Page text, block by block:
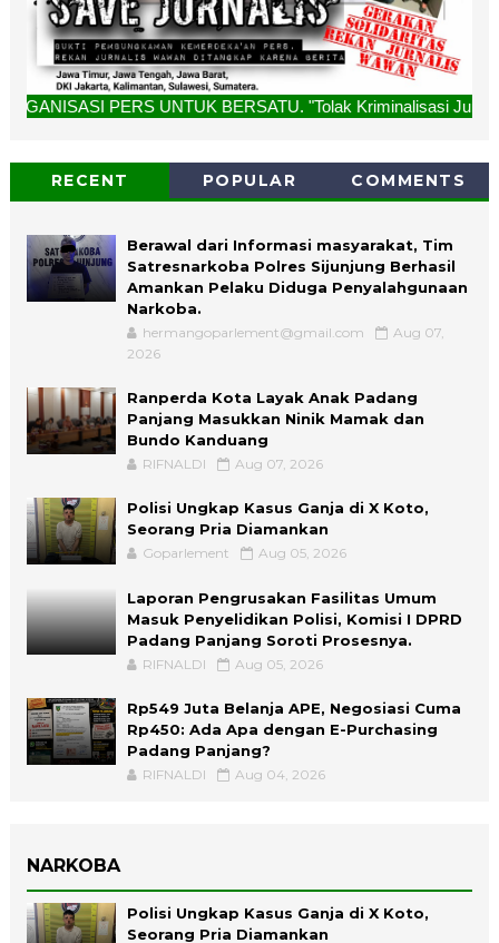
PERS UNTUK BERSATU. "Tolak Kriminalisasi Jurnalis, Rekan
RECENT POPULAR COMMENTS
Berawal dari Informasi masyarakat, Tim
Satresnarkoba Polres Sijunjung Berhasil
Amankan Pelaku Diduga Penyalahgunaan
Narkoba.
hermangoparlement@gmail.com
Aug 07,
2026
Ranperda Kota Layak Anak Padang
Panjang Masukkan Ninik Mamak dan
Bundo Kanduang
RIFNALDI Aug 07, 2026
Polisi Ungkap Kasus Ganja di X Koto,
Seorang Pria Diamankan
Goparlement Aug 05, 2026
Laporan Pengrusakan Fasilitas Umum
Masuk Penyelidikan Polisi, Komisi I DPRD
Padang Panjang Soroti Prosesnya.
RIFNALDI Aug 05, 2026
Rp549 Juta Belanja APE, Negosiasi Cuma
Rp450: Ada Apa dengan E-Purchasing
Padang Panjang?
RIFNALDI Aug 04, 2026
NARKOBA
Polisi Ungkap Kasus Ganja di X Koto,
Seorang Pria Diamankan